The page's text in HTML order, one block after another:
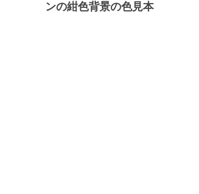
ンの紺色背景の色見本